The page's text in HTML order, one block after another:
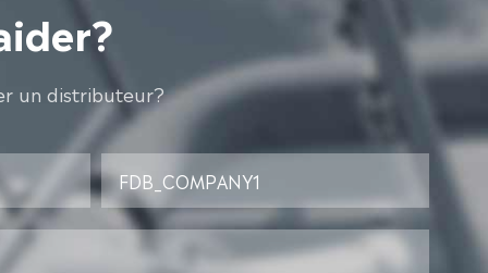
un distributeur?